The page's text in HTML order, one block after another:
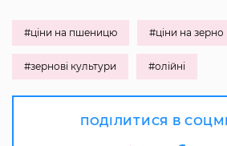
#ціни на пшеницю #ціни на зерно
#зернові культури #олійні
ПОДІЛИТИСЯ В